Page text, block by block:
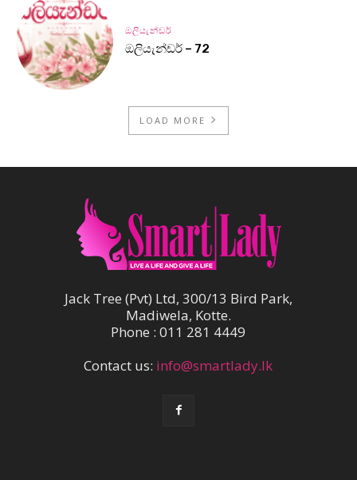
ඔලියැන්ඩර්
ඔලියැන්ඩර් – 72
LOAD MORE
Jack Tree (Pvt) Ltd, 300/13 Bird Park,
Madiwela, Kotte.
Phone : 011 281 4449
Contact us: info@smartlady.lk